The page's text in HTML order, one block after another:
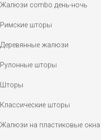
Жалюзи combo день-ночь
Римские шторы
Деревянные жалюзи
Рулонные шторы
Шторы
Классические шторы
Жалюзи на пластиковые окна